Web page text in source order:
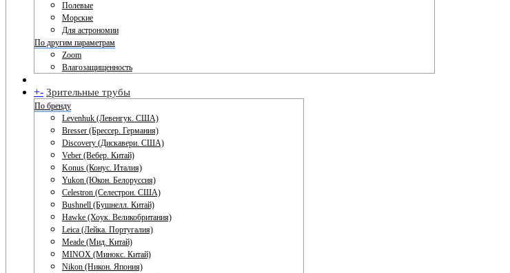
Полевые
Морские
Для астрономии
По другим параметрам
Zoom
Влагозащищенность
+- Зрительные трубы
По бренду
Levenhuk (Левенгук. США)
Bresser (Брессер. Германия)
Discovery (Дискавери. США)
Veber (Вебер. Китай)
Konus (Конус. Италия)
Yukon (Юкон. Белоруссия)
Celestron (Селестрон. США)
Bushnell (Бушнелл. Китай)
Hawke (Хоук. Великобритания)
Leica (Лейка. Португалия)
Meade (Мид. Китай)
MINOX (Минокс. Китай)
Nikon (Никон. Япония)